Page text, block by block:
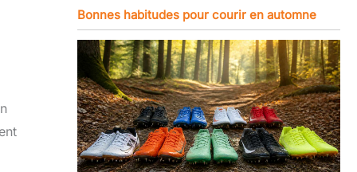
Bonnes habitudes pour courir en automne